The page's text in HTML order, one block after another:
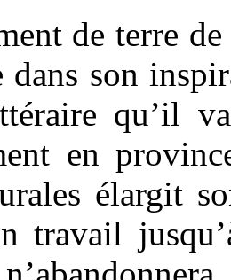
de terre
dans son
qu’il
en
élargit
travail